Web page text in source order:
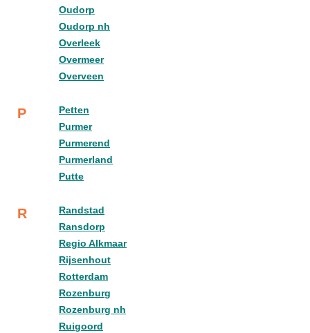
Oudorp
Oudorp nh
Overleek
Overmeer
Overveen
P
Petten
Purmer
Purmerend
Purmerland
Putte
R
Randstad
Ransdorp
Regio Alkmaar
Rijsenhout
Rotterdam
Rozenburg
Rozenburg nh
Ruigoord